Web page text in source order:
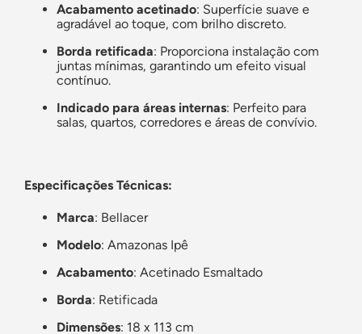
Acabamento acetinado: Superfície suave e
agradável ao toque, com brilho discreto.
Borda retificada: Proporciona instalação com
juntas mínimas, garantindo um efeito visual
contínuo.
Indicado para áreas internas: Perfeito para
salas, quartos, corredores e áreas de convívio.
Especificações Técnicas:
Marca: Bellacer
Modelo: Amazonas Ipê
Acabamento: Acetinado Esmaltado
Borda: Retificada
Dimensões: 18 x 113 cm